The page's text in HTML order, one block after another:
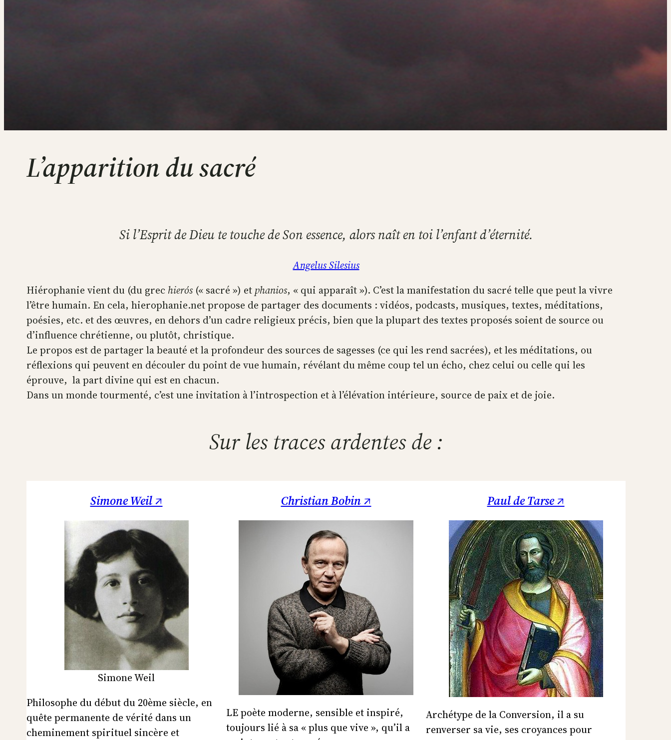
L’apparition du sacré
Si l’Esprit de Dieu te touche de Son essence, alors naît en toi l’enfant d’éternité.
Angelus Silesius
Hiérophanie vient du (du grec hierós(« sacré ») et phanios, « qui apparaît »). C’est la manifestation du sacré telle que peut la vivre
l’être humain. En cela, hierophanie.net propose de partager des documents : vidéos, podcasts, musiques, textes, méditations,
poésies, etc. et des œuvres, en dehors d’un cadre religieux précis, bien que la plupart des textes proposés soient de source ou
d’influence chrétienne, ou plutôt, christique.
Le propos est de partager la beauté et la profondeur des sources de sagesses (ce qui les rend sacrées), et les méditations, ou
réflexions qui peuvent en découler du point de vue humain, révélant du même coup tel un écho, chez celui ou celle qui les
éprouve, la part divine qui est en chacun.
Dans un monde tourmenté, c’est une invitation à l’introspection et à l’élévation intérieure, source de paix et de joie.
Sur les traces ardentes de :
Simone Weil ↗
Simone Weil
Philosophe du début du 20ème siècle, en
quête permanente de vérité dans un
cheminement spirituel sincère et
Christian Bobin ↗
LE poète moderne, sensible et inspiré,
toujours lié à sa « plus que vive », qu’il a
Paul de Tarse ↗
Archétype de la Conversion, il a su
renverser sa vie, ses croyances pour